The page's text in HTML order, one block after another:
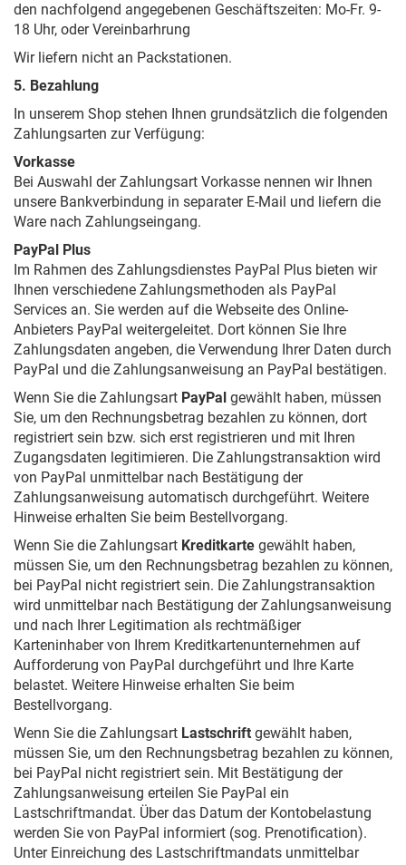
den nachfolgend angegebenen Geschäftszeiten: Mo-Fr. 9-
18 Uhr, oder Vereinbarhrung
Wir liefern nicht an Packstationen.
5. Bezahlung
In unserem Shop stehen Ihnen grundsätzlich die folgenden
Zahlungsarten zur Verfügung:
Vorkasse
Bei Auswahl der Zahlungsart Vorkasse nennen wir Ihnen
unsere Bankverbindung in separater E-Mail und liefern die
Ware nach Zahlungseingang.
PayPal Plus
Im Rahmen des Zahlungsdienstes PayPal Plus bieten wir
Ihnen verschiedene Zahlungsmethoden als PayPal
Services an. Sie werden auf die Webseite des Online-
Anbieters PayPal weitergeleitet. Dort können Sie Ihre
Zahlungsdaten angeben, die Verwendung Ihrer Daten durch
PayPal und die Zahlungsanweisung an PayPal bestätigen.
Wenn Sie die Zahlungsart PayPal gewählt haben, müssen
Sie, um den Rechnungsbetrag bezahlen zu können, dort
registriert sein bzw. sich erst registrieren und mit Ihren
Zugangsdaten legitimieren. Die Zahlungstransaktion wird
von PayPal unmittelbar nach Bestätigung der
Zahlungsanweisung automatisch durchgeführt. Weitere
Hinweise erhalten Sie beim Bestellvorgang.
Wenn Sie die Zahlungsart Kreditkarte gewählt haben,
müssen Sie, um den Rechnungsbetrag bezahlen zu können,
bei PayPal nicht registriert sein. Die Zahlungstransaktion
wird unmittelbar nach Bestätigung der Zahlungsanweisung
und nach Ihrer Legitimation als rechtmäßiger
Karteninhaber von Ihrem Kreditkartenunternehmen auf
Aufforderung von PayPal durchgeführt und Ihre Karte
belastet. Weitere Hinweise erhalten Sie beim
Bestellvorgang.
Wenn Sie die Zahlungsart Lastschrift gewählt haben,
müssen Sie, um den Rechnungsbetrag bezahlen zu können,
bei PayPal nicht registriert sein. Mit Bestätigung der
Zahlungsanweisung erteilen Sie PayPal ein
Lastschriftmandat. Über das Datum der Kontobelastung
werden Sie von PayPal informiert (sog. Prenotification).
Unter Einreichung des Lastschriftmandats unmittelbar